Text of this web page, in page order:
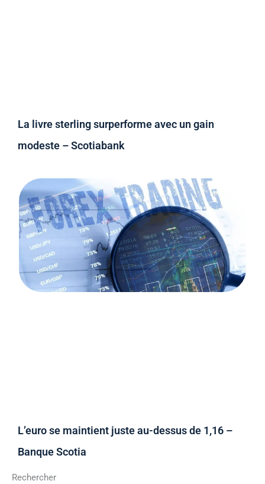
La livre sterling surperforme avec un gain
modeste – Scotiabank
L’euro se maintient juste au-dessus de 1,16 –
Banque Scotia
Rechercher